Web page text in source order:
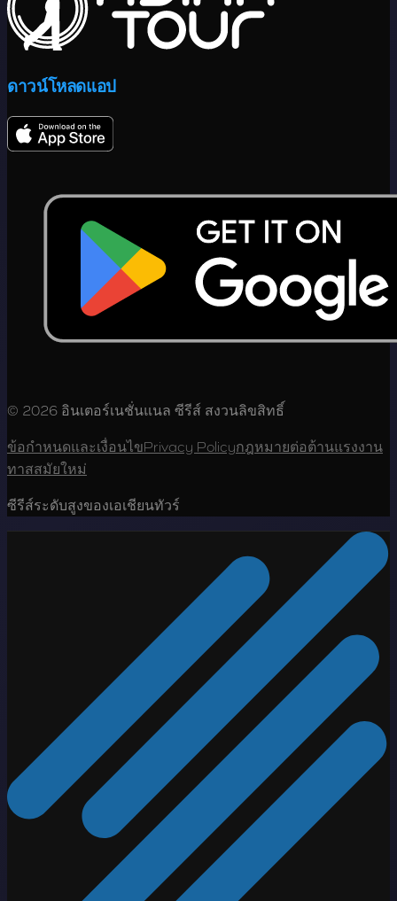
ดาวน์โหลดแอป
© 2026 อินเตอร์เนชั่นแนล ซีรีส์ สงวนลิขสิทธิ์
ข้อกำหนดและเงื่อนไขPrivacy Policyกฎหมายต่อต้านแรงงาน
ทาสสมัยใหม่
ซีรีส์ระดับสูงของเอเชียนทัวร์